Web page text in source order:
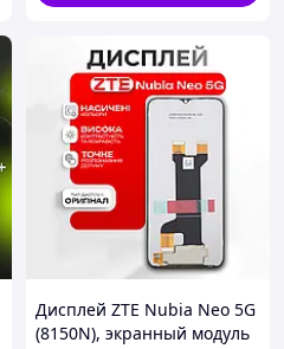
Дисплей ZTE Nubia Neo 5G
(8150N), экранный модуль